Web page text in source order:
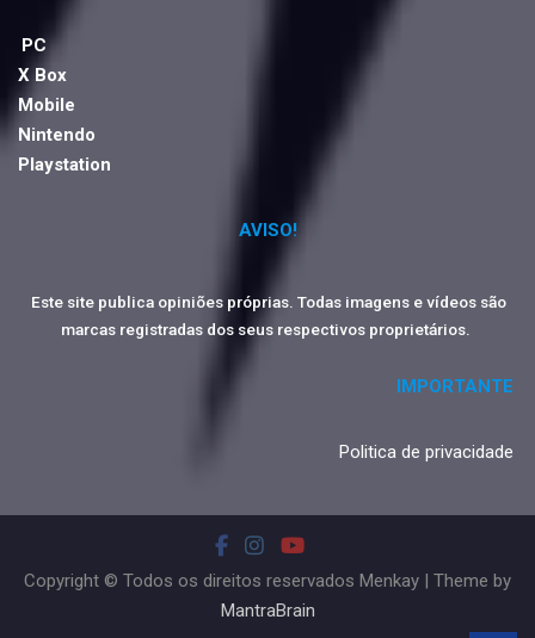
PC
X Box
Mobile
Nintendo
Playstation
AVISO!
Este site publica opiniões próprias. Todas imagens e vídeos são
marcas registradas dos seus respectivos proprietários.
IMPORTANTE
Politica de privacidade
Copyright © Todos os direitos reservados Menkay | Theme by
MantraBrain